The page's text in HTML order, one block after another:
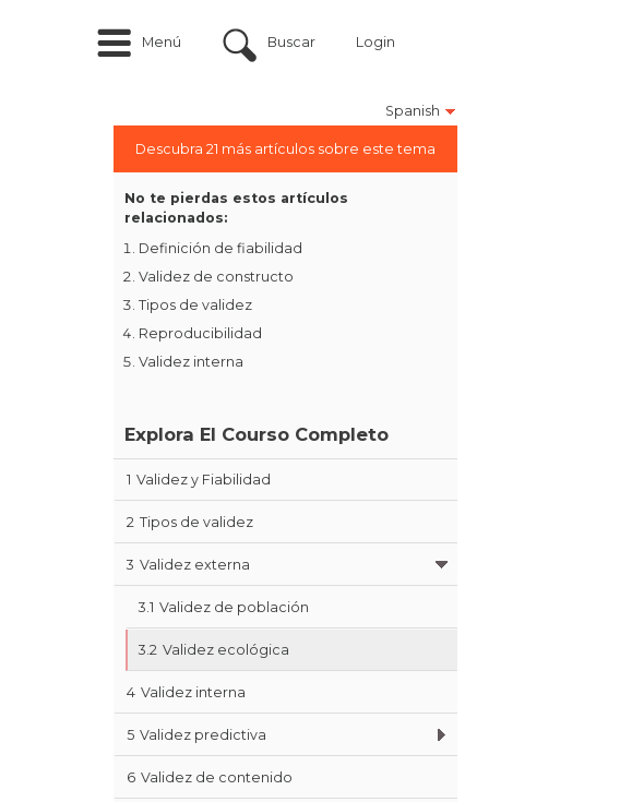
Menú Buscar Login
Spanish
Descubra 21 más artículos sobre este tema
No te pierdas estos artículos
relacionados:
Definición de fiabilidad
Validez de constructo
Tipos de validez
Reproducibilidad
Validez interna
Explora El Courso Completo
1 Validez y Fiabilidad
2 Tipos de validez
3 Validez externa
3.1 Validez de población
3.2 Validez ecológica
4 Validez interna
5 Validez predictiva
6 Validez de contenido